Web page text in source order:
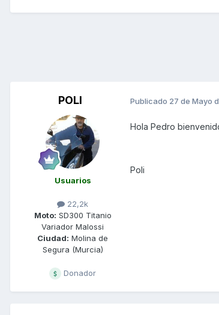
POLI
Usuarios
22,2k
Moto: SD300 Titanio
Variador Malossi
Ciudad: Molina de
Segura (Murcia)
Donador
Publicado 27 de Mayo
Hola Pedro
Poli